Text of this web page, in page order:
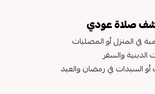
صلاة عودي
في المنزل أو المصليات
والسفر
أو السيدات في رمضان والعيد